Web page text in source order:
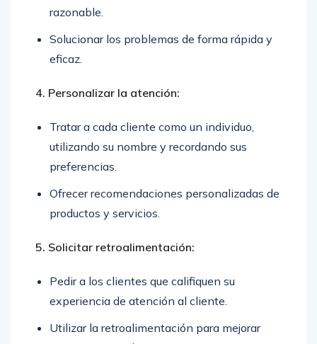
razonable.
Solucionar los problemas de forma rápida y
eficaz.
4. Personalizar la atención:
Tratar a cada cliente como un individuo,
utilizando su nombre y recordando sus
preferencias.
Ofrecer recomendaciones personalizadas de
productos y servicios.
5. Solicitar retroalimentación:
Pedir a los clientes que califiquen su
experiencia de atención al cliente.
Utilizar la retroalimentación para mejorar